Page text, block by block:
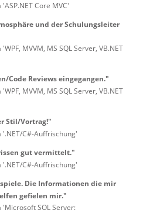
Core MVC'
und der Schulungsleiter
MVVM, MS SQL Server, VB.NET
Code Reviews eingegangen."
MVVM, MS SQL Server, VB.NET
Stil/Vortrag!"
'.NET/C#-Auffrischung'
gut vermittelt."
'.NET/C#-Auffrischung'
Die Informationen die mir
gefielen mir."
SQL Server: